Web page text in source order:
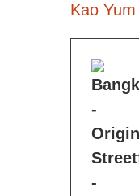
Kao Yum